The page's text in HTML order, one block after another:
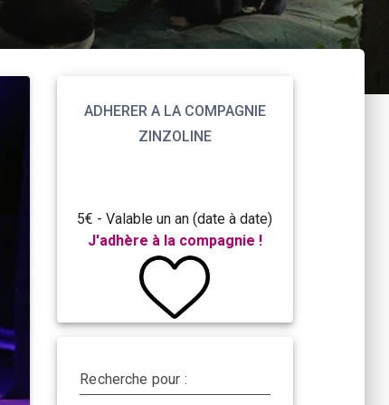
ADHERER A LA COMPAGNIE
ZINZOLINE
5€ - Valable un an (date à date)
J'adhère à la compagnie !
Recherche pour :